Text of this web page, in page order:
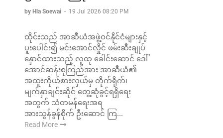
by Hla Soewai - 19 Jul 2026 08:20 PM
ထိုင်းသည် အာဆီယံအဖွဲ့ဝင်နိုင်ငံများနှင့်
ပူးပေါင်း၍ မင်းအောင်လှိုင် ဖမ်းဆီးချုပ်
နှောင်ထားသည့် လူထု ခေါင်းဆောင် ဒေါ်
အောင်ဆန်းစုကြည်အား အာဆီယံ၏
အထူးကိုယ်စားလှယ်မှ တိုက်ရိုက်၊
မျက်နှာချင်းဆိုင် တွေ့ဆုံခွင့်ရရှိရေး
အတွက် သံတမန်ရေးအရ
အားသွန်ခွန်စိုက် ဦးဆောင် ကြ...
Read More